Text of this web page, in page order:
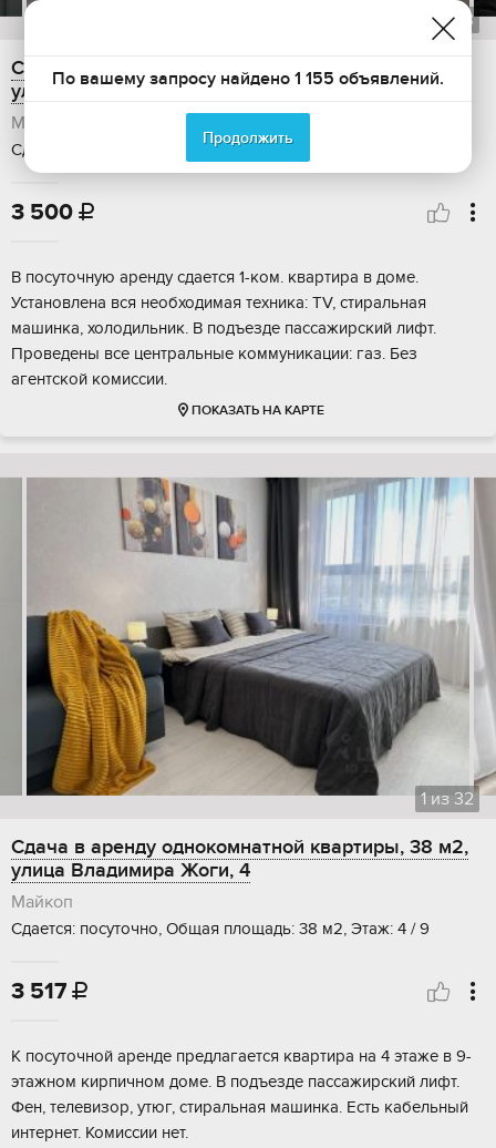
из23
Сдается в аренду 1-комнатная квартира, 42 м2,
улица К.А. Васильева, 8
Майкоп
Сдается: посуточно, Общая площадь: 42 м2, Этаж: 3 / 9
3 500 
В посуточную аренду сдается 1-ком. квартира в доме.
Установлена вся необходимая техника: TV, стиральная
машинка, холодильник. В подъезде пассажирский лифт.
Проведены все центральные коммуникации: газ. Без
агентской комиссии.
ПОКАЗАТЬ НА КАРТЕ
1 из 32
Сдача в аренду однокомнатной квартиры, 38 м2,
улица Владимира Жоги, 4
Майкоп
Сдается: посуточно, Общая площадь: 38 м2, Этаж: 4 / 9
3 517 
К посуточной аренде предлагается квартира на 4 этаже в 9-
этажном кирпичном доме. В подъезде пассажирский лифт.
Фен, телевизор, утюг, стиральная машинка. Есть кабельный
интернет. Комиссии нет.
По вашему запросу найдено 1 155 объявлений.
Продолжить